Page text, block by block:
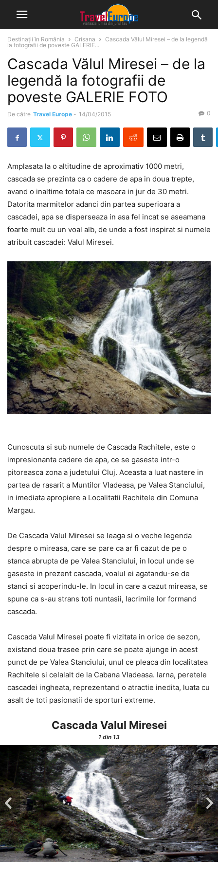
Destinații în România Crisana
Cascada Vălul Miresei – de la legendă
la fotografii de poveste GALERIE...
Cascada Vălul Miresei – de la
legendă la fotografii de
poveste GALERIE FOTO
De către Travel Europe - 14/04/2015 0
Amplasata la o altitudine de aproximativ 1000 metri,
cascada se prezinta ca o cadere de apa in doua trepte,
avand o inaltime totala ce masoara in jur de 30 metri.
Datorita marmitelor adanci din partea superioara a
cascadei, apa se disperseaza in asa fel incat se aseamana
foarte mult cu un voal alb, de unde a fost inspirat si numele
atribuit cascadei: Valul Miresei.
Cunoscuta si sub numele de Cascada Rachitele, este o
impresionanta cadere de apa, ce se gaseste intr-o
pitoreasca zona a judetului Cluj. Aceasta a luat nastere in
partea de rasarit a Muntilor Vladeasa, pe Valea Stanciului,
in imediata apropiere a Localitatii Rachitele din Comuna
Margau.
De Cascada Valul Miresei se leaga si o veche legenda
despre o mireasa, care se pare ca ar fi cazut de pe o
stanca abrupta de pe Valea Stanciului, in locul unde se
gaseste in prezent cascada, voalul ei agatandu-se de
stanci si acoperindu-le. In locul in care a cazut mireasa, se
spune ca s-au strans toti nuntasii, lacrimile lor formand
cascada.
Cascada Valul Miresei poate fi vizitata in orice de sezon,
existand doua trasee prin care se poate ajunge in acest
punct de pe Valea Stanciului, unul ce pleaca din localitatea
Rachitele si celalalt de la Cabana Vladeasa. Iarna, peretele
cascadei ingheata, reprezentand o atractie inedita, luata cu
asalt de toti pasionatii de sporturi extreme.
Cascada Valul Miresei
1 din 13